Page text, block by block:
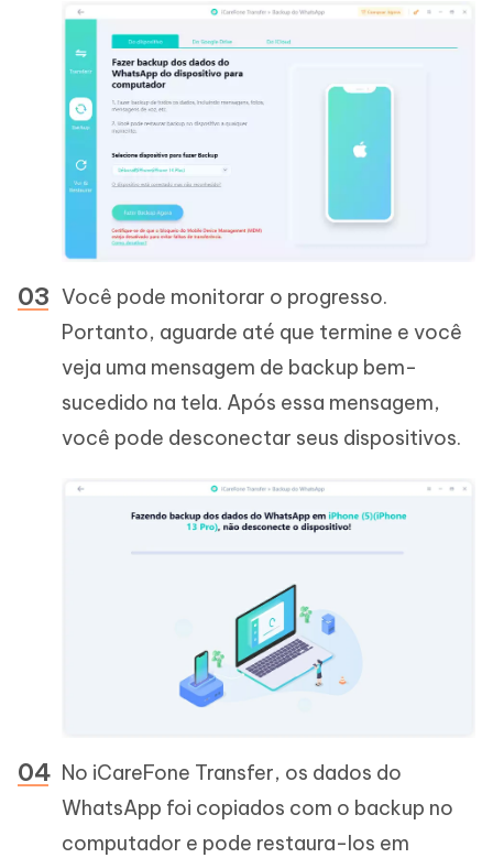
Você pode monitorar o progresso.
Portanto, aguarde até que termine e você
veja uma mensagem de backup bem-
sucedido na tela. Após essa mensagem,
você pode desconectar seus dispositivos.
No iCareFone Transfer, os dados do
WhatsApp foi copiados com o backup no
computador e pode restaura-los em